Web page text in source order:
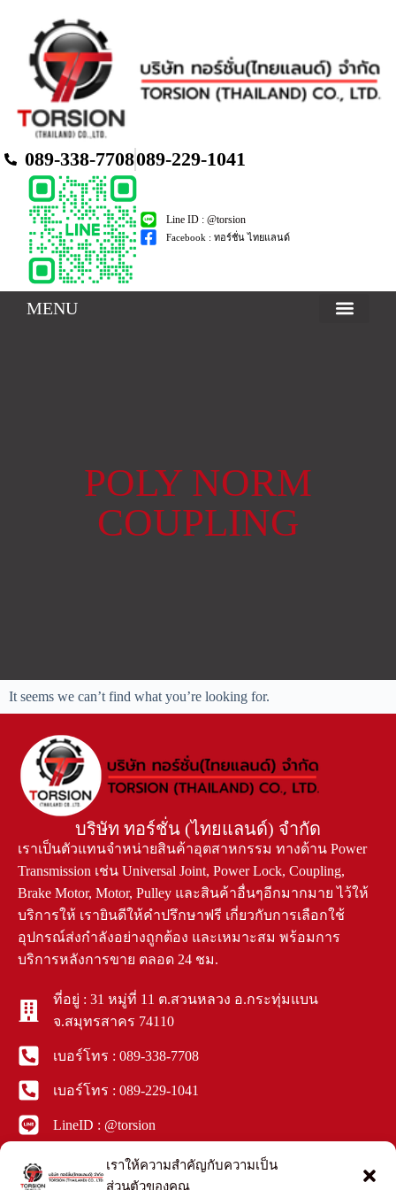
เราให้ความสำคัญกับความเป็น
ส่วนตัวของคุณ
089-338-7708089-229-1041
Line ID : @torsion
Facebook : ทอร์ชั่น ไทยแลนด์
MENU
POLY NORM
COUPLING
It seems we can’t find what you’re looking for.
บริษัท ทอร์ชั่น (ไทยแลนด์) จำกัด
เราเป็นตัวแทนจำหน่ายสินค้าอุตสาหกรรม ทางด้าน Power
Transmission เช่น Universal Joint, Power Lock, Coupling,
Brake Motor, Motor, Pulley และสินค้าอื่นๆอีกมากมาย ไว้ให้
บริการให้ เรายินดีให้คำปรึกษาฟรี เกี่ยวกับการเลือกใช้
อุปกรณ์ส่งกำลังอย่างถูกต้อง และเหมาะสม พร้อมการ
บริการหลังการขาย ตลอด 24 ชม.
ที่อยู่ : 31 หมู่ที่ 11 ต.สวนหลวง อ.กระทุ่มแบน
จ.สมุทรสาคร 74110
เบอร์โทร : 089-338-7708
เบอร์โทร : 089-229-1041
LineID : @torsion
Facebook : ทอร์ชั่น ไทยแลนด์